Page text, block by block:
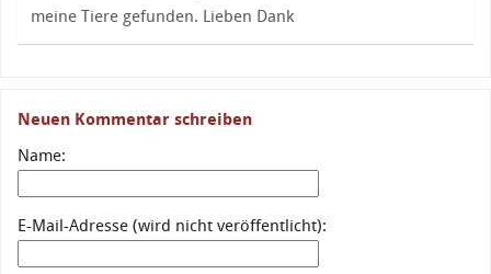
meine Tiere gefunden. Lieben Dank
Neuen Kommentar schreiben
Name:
E-Mail-Adresse (wird nicht veröffentlicht):